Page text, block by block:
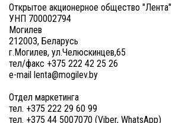
Открытое акционерное общество "Лента"
УНП 700002794
Могилев
212003, Беларусь
г.Могилев, ул.Челюскинцев,65
тел/факс +375 222 42 25 26
e-mail lenta@mogilev.by
Отдел маркетинга
тел. +375 222 29 60 99
тел. +375 44 5007070 (Viber, WhatsApp)